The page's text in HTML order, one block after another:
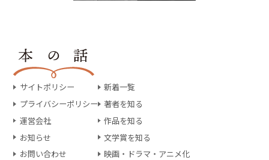
サイトポリシー
プライバシーポリシー
運営会社
お知らせ
お問い合わせ
新着一覧
著者を知る
作品を知る
文学賞を知る
映画・ドラマ・アニメ化